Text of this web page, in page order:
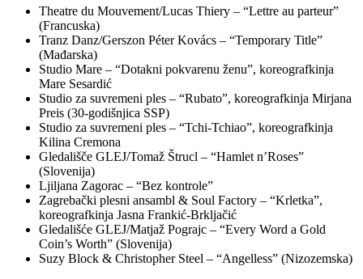
Theatre du Mouvement/Lucas Thiery – “Lettre au parteur”
(Francuska)
Tranz Danz/Gerszon Péter Kovács – “Temporary Title”
(Mađarska)
Studio Mare – “Dotakni pokvarenu ženu”, koreografkinja
Mare Sesardić
Studio za suvremeni ples – “Rubato”, koreografkinja Mirjana
Preis (30-godišnjica SSP)
Studio za suvremeni ples – “Tchi-Tchiao”, koreografkinja
Kilina Cremona
Gledališče GLEJ/Tomaž Štrucl – “Hamlet n’Roses”
(Slovenija)
Ljiljana Zagorac – “Bez kontrole”
Zagrebački plesni ansambl & Soul Factory – “Krletka”,
koreografkinja Jasna Frankić-Brkljačić
Gledališće GLEJ/Matjaž Pograjc – “Every Word a Gold
Coin’s Worth” (Slovenija)
Suzy Block & Christopher Steel – “Angelless” (Nizozemska)